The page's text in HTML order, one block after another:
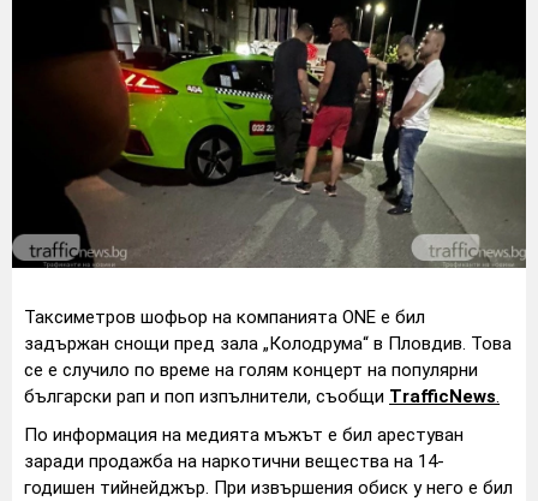
Таксиметров шофьор на компанията ONE е бил
задържан снощи пред зала „Колодрума“ в Пловдив. Toва
се е случило по време на голям концерт на популярни
български рап и поп изпълнители, съобщи TrafficNews.
По информация на медията мъжът е бил арестуван
заради продажба на наркотични вещества на 14-
годишен тийнейджър. При извършения обиск у него е бил